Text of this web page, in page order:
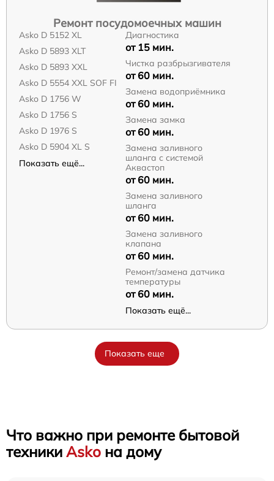
Ремонт посудомоечных машин
Asko D 5152 XL
Asko D 5893 XLT
Asko D 5893 XXL
Asko D 5554 XXL SOF FI
Asko D 1756 W
Asko D 1756 S
Asko D 1976 S
Asko D 5904 XL S
Показать ещё...
Диагностика
от 15 мин.
Чистка разбрызгивателя
от 60 мин.
Замена водоприёмника
от 60 мин.
Замена замка
от 60 мин.
Замена заливного
шланга с системой
Аквастоп
от 60 мин.
Замена заливного
шланга
от 60 мин.
Замена заливного
клапана
от 60 мин.
Ремонт/замена датчика
температуры
от 60 мин.
Показать ещё...
Показать еще
Что важно при ремонте бытовой
техники Asko на дому